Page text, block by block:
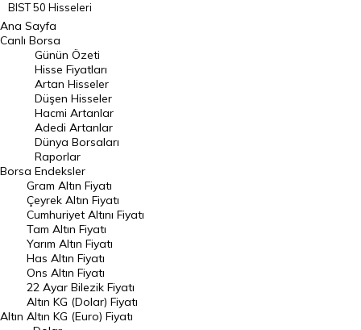
BIST 50 Hisseleri
BIST 100 Hisseleri
En Çok Artan Hisseler
En Çok Düşen Hisseler
Hacmi Artanlar
Geçmiş Kapanışlar
Dünya Borsaları
Raporlar
Endeksler
DÖVİZ
Döviz Kuru
Dolar Kuru
Euro Kuru
Ana Sayfa
Canlı Borsa
Borsa
Günün Özeti
Hisse Fiyatları
Artan Hisseler
Düşen Hisseler
Hacmi Artanlar
Adedi Artanlar
Dünya Borsaları
Raporlar
Endeksler
Altın
Gram Altın Fiyatı
Çeyrek Altın Fiyatı
Cumhuriyet Altını Fiyatı
Tam Altın Fiyatı
Yarım Altın Fiyatı
Has Altın Fiyatı
Ons Altın Fiyatı
22 Ayar Bilezik Fiyatı
Altın KG (Dolar) Fiyatı
Altın KG (Euro) Fiyatı